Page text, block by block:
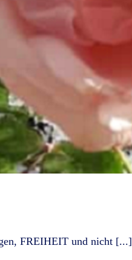
FREIHEIT und nicht [...]